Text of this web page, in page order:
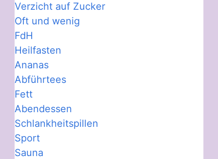
Verzicht auf Zucker
Oft und wenig
FdH
Heilfasten
Ananas
Abführtees
Fett
Abendessen
Schlankheitspillen
Sport
Sauna